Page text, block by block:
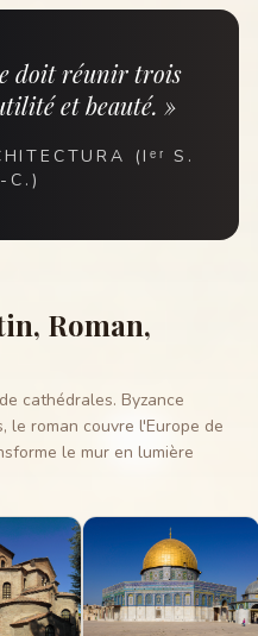
doit réunir trois
et beauté. »
(Iᵉʳ S.
C.)
Roman,
cathédrales. Byzance
le roman couvre l'Europe de
le mur en lumière